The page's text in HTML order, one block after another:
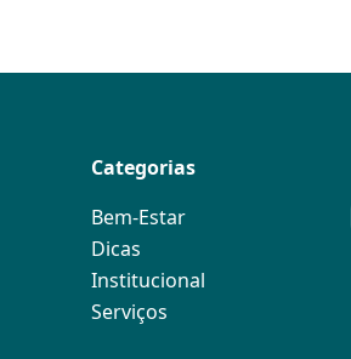
Categorias
Bem-Estar
Dicas
Institucional
Serviços